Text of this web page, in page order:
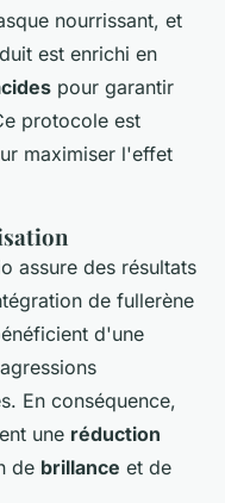
nourrissant, et
est enrichi en
pour garantir
protocole est
maximiser l'effet
assure des résultats
de fullerène
d'une
En conséquence,
une réduction
de brillance et de